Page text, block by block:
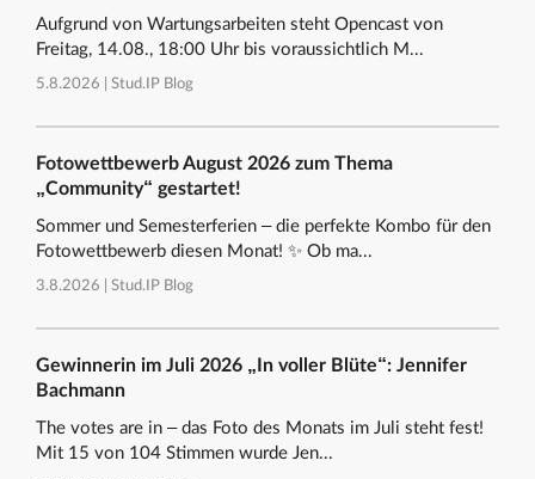
Aufgrund von Wartungsarbeiten steht Opencast von
Freitag, 14.08., 18:00 Uhr bis voraussichtlich M...
5.8.2026 | Stud.IP Blog
Fotowettbewerb August 2026 zum Thema
„Community“ gestartet!
Sommer und Semesterferien – die perfekte Kombo für den
Fotowettbewerb diesen Monat! ✨ Ob ma...
3.8.2026 | Stud.IP Blog
Gewinnerin im Juli 2026 „In voller Blüte“: Jennifer
Bachmann
The votes are in – das Foto des Monats im Juli steht fest!
Mit 15 von 104 Stimmen wurde Jen...